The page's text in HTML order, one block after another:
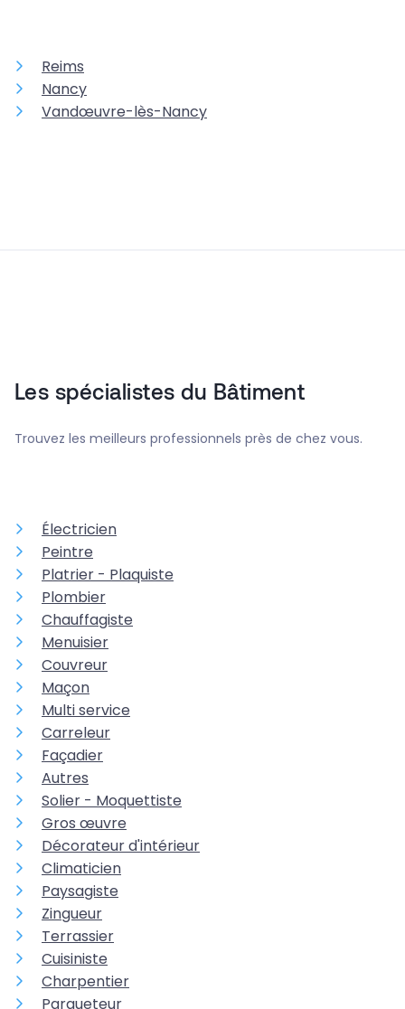
Reims
Nancy
Vandœuvre-lès-Nancy
Les spécialistes du Bâtiment
Trouvez les meilleurs professionnels près de chez vous.
Électricien
Peintre
Platrier - Plaquiste
Plombier
Chauffagiste
Menuisier
Couvreur
Maçon
Multi service
Carreleur
Façadier
Autres
Solier - Moquettiste
Gros œuvre
Décorateur d'intérieur
Climaticien
Paysagiste
Zingueur
Terrassier
Cuisiniste
Charpentier
Parqueteur